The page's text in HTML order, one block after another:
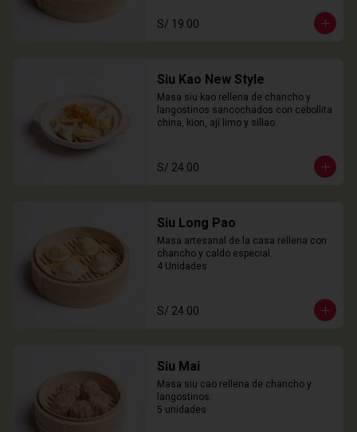
S/ 19.00
Siu Kao New Style
Masa siu kao rellena de chancho y
langostinos sancochados con cebollita
china, kion, ají limo y sillao
S/ 24.00
Siu Long Pao
Masa artesanal de la casa rellena con
chancho y caldo especial.
4 Unidades
S/ 24.00
Siu Mai
Masa siu cao rellena de chancho y
langostinos.
5 unidades